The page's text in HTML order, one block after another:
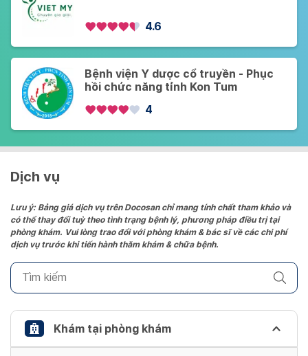
4.6
Bệnh viện Y dược cổ truyền - Phục
hồi chức năng tỉnh Kon Tum
4
Dịch vụ
Lưu ý: Bảng giá dịch vụ trên Docosan chỉ mang tính chất tham khảo và
có thể thay đổi tuỳ theo tình trạng bệnh lý, phương pháp điều trị tại
phòng khám. Vui lòng trao đổi với phòng khám & bác sĩ về các chi phí
dịch vụ trước khi tiến hành thăm khám & chữa bệnh.
Khám tại phòng khám